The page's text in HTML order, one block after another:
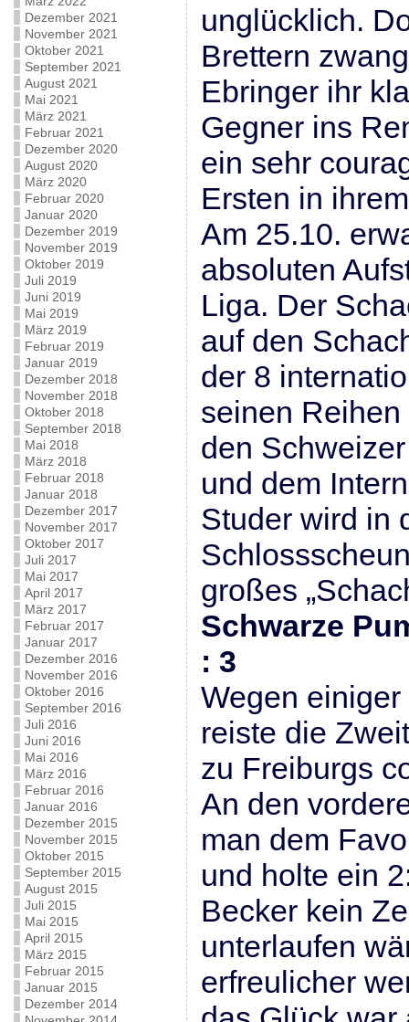
Dezember 2021
November 2021
Oktober 2021
September 2021
August 2021
Mai 2021
März 2021
Februar 2021
Dezember 2020
August 2020
März 2020
Februar 2020
Januar 2020
Dezember 2019
November 2019
Oktober 2019
Juli 2019
Juni 2019
Mai 2019
März 2019
Februar 2019
Januar 2019
Dezember 2018
November 2018
Oktober 2018
September 2018
Mai 2018
März 2018
Februar 2018
Januar 2018
Dezember 2017
November 2017
Oktober 2017
Juli 2017
Mai 2017
April 2017
März 2017
Februar 2017
Januar 2017
Dezember 2016
November 2016
Oktober 2016
September 2016
Juli 2016
Juni 2016
Mai 2016
März 2016
Februar 2016
Januar 2016
Dezember 2015
November 2015
Oktober 2015
September 2015
August 2015
Juli 2015
Mai 2015
April 2015
März 2015
Februar 2015
Januar 2015
Dezember 2014
unglücklich.
Brettern
Ebringer ihr
Gegner ins
ein sehr
Ersten in
Am 25.10.
absoluten
Liga. Der
auf den
der 8
seinen
den
und dem
Studer wird in
großes
Schwarze
: 3
Wegen
reiste die
zu Freiburgs
An den
man dem
und holte ein
Becker kein
unterlaufen
erfreulicher